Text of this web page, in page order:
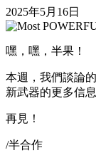
2025年5月16日
嘿，嘿，半果！
本週，我們談論
新武器的更多信息
再見！
/半合作